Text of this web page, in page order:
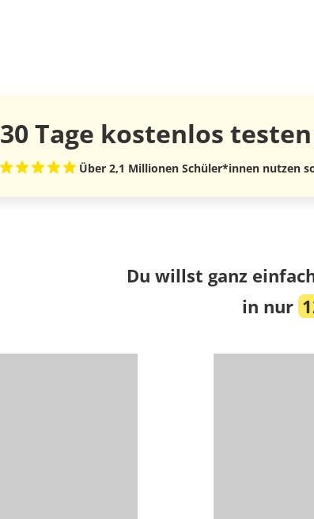
30 Tage kostenlos testen
Über 2,1 Millionen Schüler*innen nutzen
Du willst ganz
in nur